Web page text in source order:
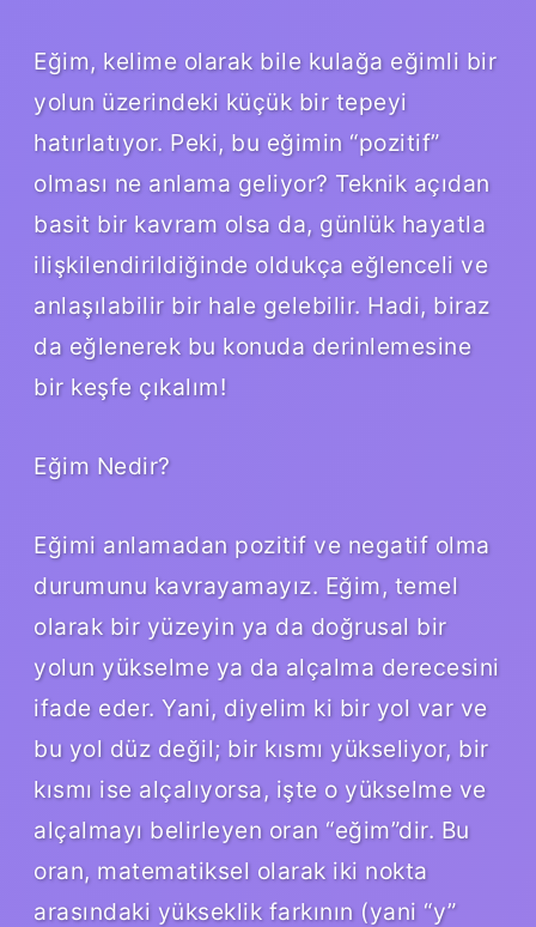
Eğim, kelime olarak bile kulağa eğimli bir
yolun üzerindeki küçük bir tepeyi
hatırlatıyor. Peki, bu eğimin “pozitif”
olması ne anlama geliyor? Teknik açıdan
basit bir kavram olsa da, günlük hayatla
ilişkilendirildiğinde oldukça eğlenceli ve
anlaşılabilir bir hale gelebilir. Hadi, biraz
da eğlenerek bu konuda derinlemesine
bir keşfe çıkalım!
Eğim Nedir?
Eğimi anlamadan pozitif ve negatif olma
durumunu kavrayamayız. Eğim, temel
olarak bir yüzeyin ya da doğrusal bir
yolun yükselme ya da alçalma derecesini
ifade eder. Yani, diyelim ki bir yol var ve
bu yol düz değil; bir kısmı yükseliyor, bir
kısmı ise alçalıyorsa, işte o yükselme ve
alçalmayı belirleyen oran “eğim”dir. Bu
oran, matematiksel olarak iki nokta
arasındaki yükseklik farkının (yani “y”